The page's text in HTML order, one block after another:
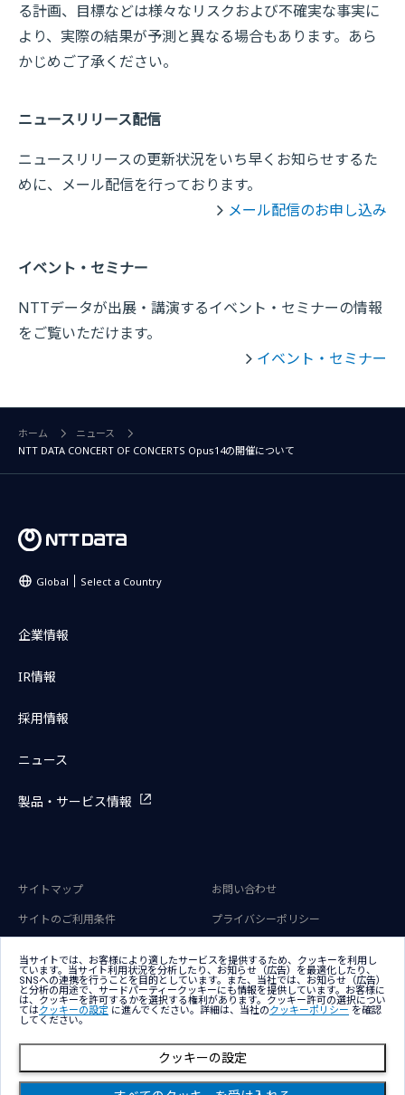
る計画、目標などは様々なリスクおよび不確実な事実に
より、実際の結果が予測と異なる場合もあります。あら
かじめご了承ください。
ニュースリリース配信
ニュースリリースの更新状況をいち早くお知らせするた
めに、メール配信を行っております。
メール配信のお申し込み
イベント・セミナー
NTTデータが出展・講演するイベント・セミナーの情報
をご覧いただけます。
イベント・セミナー
ホーム
ニュース
NTT DATA CONCERT OF CONCERTS Opus14の開催について
Global Select a Country
企業情報
IR情報
採用情報
ニュース
製品・サービス情報
サイトマップ
お問い合わせ
サイトのご利用条件
プライバシーポリシー
クッキー（Cookie）プリファレン
ス
当サイトでは、お客様により適したサービスを提供するため、クッキーを利用し
ています。当サイト利用状況を分析したり、お知らせ（広告）を最適化したり、
SNSへの連携を行うことを目的としています。また、当社では、お知らせ（広告）
と分析の用途で、サードパーティークッキーにも情報を提供しています。お客様に
は、クッキーを許可するかを選択する権利があります。クッキー許可の選択につい
てはクッキーの設定 に進んでください。詳細は、当社のクッキーポリシー を確認
してください。
クッキーの設定